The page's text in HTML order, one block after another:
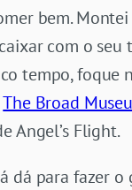
bem.
com o seu
tempo, foque
The Broad
Angel’s Flight.
dá para fazer